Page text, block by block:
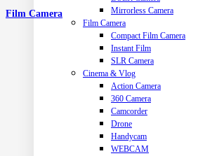
Mirrorless Camera
Film Camera
Compact Film Camera
Instant Film
SLR Camera
Cinema & Vlog
Action Camera
360 Camera
Camcorder
Drone
Handycam
WEBCAM
Film Camera